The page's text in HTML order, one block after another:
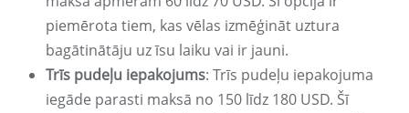
piemērota tiem, kas vēlas izmēģināt uztura
bagātinātāju uz īsu laiku vai ir jauni.
Trīs pudeļu iepakojums: Trīs pudeļu iepakojuma
iegāde parasti maksā no 150 līdz 180 USD. Šī